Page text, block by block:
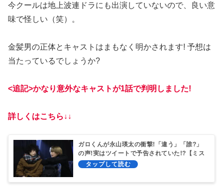
今クールは地上波連ドラにも出演していないので、良い意
味で怪しい（笑）。
金髪男の正体とキャストはまもなく明かされます! 予想は
当たっているでしょうか?
<追記>かなり意外なキャストが1話で判明しました!
詳しくはこちら↓↓
ガロくんが永山瑛太の衝撃!「違う」「誰?」
の声!実はツイートで予告されていた!?【ミス
テリと言う勿れ】